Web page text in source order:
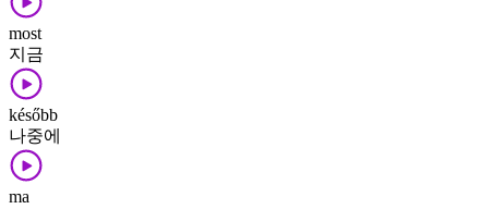
most
지금
később
나중에
ma